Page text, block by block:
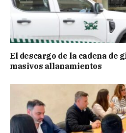
El descargo de la cadena de
masivos allanamientos